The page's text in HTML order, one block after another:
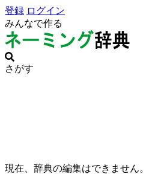
登録 ログイン
みんなで作る
さがす
現在、辞典の編集はできません。